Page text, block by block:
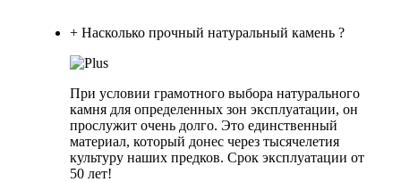
+ Насколько прочный натуральный камень ?
При условии грамотного выбора натурального
камня для определенных зон эксплуатации, он
прослужит очень долго. Это единственный
материал, который донес через тысячелетия
культуру наших предков. Срок эксплуатации от
50 лет!